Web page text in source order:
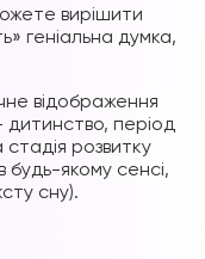
вирішити
геніальна думка,
відображення
дитинство, період
розвитку
якому сенсі,
сну).